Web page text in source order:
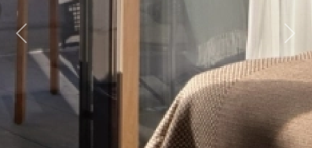
Previous Next